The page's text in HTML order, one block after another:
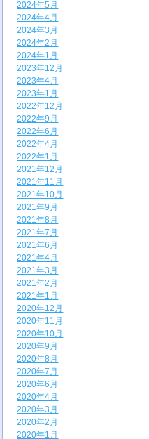
2024年5月
2024年4月
2024年3月
2024年2月
2024年1月
2023年12月
2023年4月
2023年1月
2022年12月
2022年9月
2022年6月
2022年4月
2022年1月
2021年12月
2021年11月
2021年10月
2021年9月
2021年8月
2021年7月
2021年6月
2021年4月
2021年3月
2021年2月
2021年1月
2020年12月
2020年11月
2020年10月
2020年9月
2020年8月
2020年7月
2020年6月
2020年4月
2020年3月
2020年2月
2020年1月